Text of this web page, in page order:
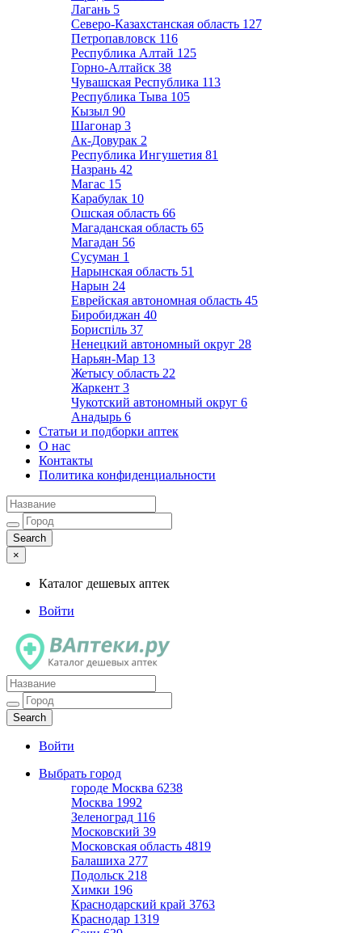
Лагань 5
Северо-Казахстанская область 127
Петропавловск 116
Республика Алтай 125
Горно-Алтайск 38
Чувашская Республика 113
Республика Тыва 105
Кызыл 90
Шагонар 3
Ак-Довурак 2
Республика Ингушетия 81
Назрань 42
Магас 15
Карабулак 10
Ошская область 66
Магаданская область 65
Магадан 56
Сусуман 1
Нарынская область 51
Нарын 24
Еврейская автономная область 45
Биробиджан 40
Бориспіль 37
Ненецкий автономный округ 28
Нарьян-Мар 13
Жетысу область 22
Жаркент 3
Чукотский автономный округ 6
Анадырь 6
Статьи и подборки аптек
О нас
Контакты
Политика конфиденциальности
×
Каталог дешевых аптек
Войти
Каталог дешевых аптек
Войти
Выбрать город
городе Москва 6238
Москва 1992
Зеленоград 116
Московский 39
Московская область 4819
Балашиха 277
Подольск 218
Химки 196
Краснодарский край 3763
Краснодар 1319